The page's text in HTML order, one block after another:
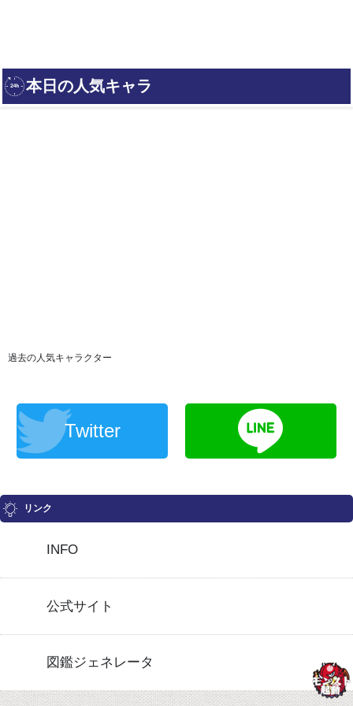
過去の人気キャラクター
Twitter
リンク
INFO
公式サイト
図鑑ジェネレータ